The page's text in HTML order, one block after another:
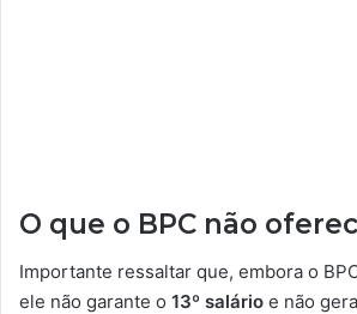
O que o BPC não
Importante ressaltar que, embora o
ele não garante o 13º salário e não gera